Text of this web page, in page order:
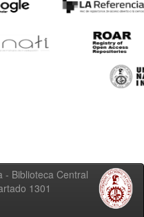
- Biblioteca Central
1301